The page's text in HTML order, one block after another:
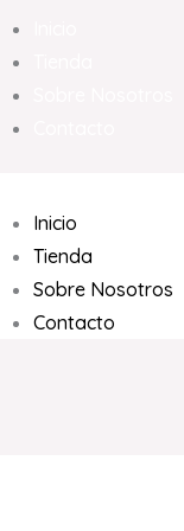
Inicio
Tienda
Sobre Nosotros
Contacto